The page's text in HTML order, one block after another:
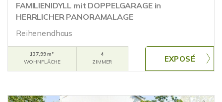
FAMILIENIDYLL mit DOPPELGARAGE in
HERRLICHER PANORAMALAGE
Reihenendhaus
137,99 m²
WOHNFLÄCHE
4
ZIMMER